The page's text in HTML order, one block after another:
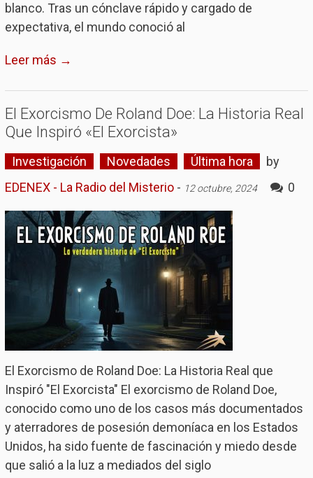
blanco. Tras un cónclave rápido y cargado de
expectativa, el mundo conoció al
Leer más →
El Exorcismo De Roland Doe: La Historia Real
Que Inspiró «El Exorcista»
Investigación Novedades Última hora
by
EDENEX - La Radio del Misterio- 12 octubre, 2024 0
El Exorcismo de Roland Doe: La Historia Real que
Inspiró "El Exorcista" El exorcismo de Roland Doe,
conocido como uno de los casos más documentados
y aterradores de posesión demoníaca en los Estados
Unidos, ha sido fuente de fascinación y miedo desde
que salió a la luz a mediados del siglo